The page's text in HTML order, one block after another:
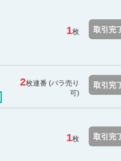
1枚 取引完
2枚連番 (バラ売り
可)
取引完
1枚 取引完